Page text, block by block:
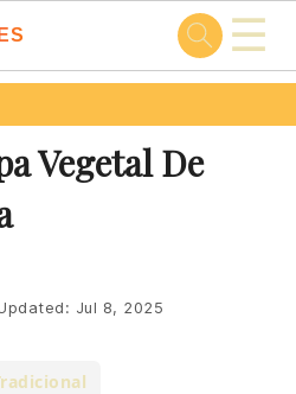
☰
Vegetal De
Jul 8, 2025